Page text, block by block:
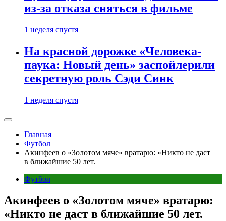
из-за отказа сняться в фильме
1 неделя спустя
На красной дорожке «Человека-
паука: Новый день» заспойлерили
секретную роль Сэди Синк
1 неделя спустя
Главная
Футбол
Акинфеев о «Золотом мяче» вратарю: «Никто не даст
в ближайшие 50 лет.
Футбол
Акинфеев о «Золотом мяче» вратарю:
«Никто не даст в ближайшие 50 лет.